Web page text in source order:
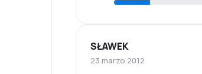
SŁAWEK
23 marzo 2012